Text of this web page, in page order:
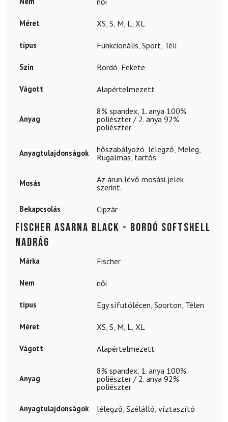
Méret XS, S, M, L, XL
típus Funkcionális, Sport, Téli
Szín Bordó, Fekete
Vágott Alapértelmezett
Anyag
8% spandex, 1. anya 100%
poliészter / 2. anya 92%
poliészter
Anyagtulajdonságok hőszabályozó, lélegző, Meleg,
Rugalmas, tartós
Mosás
Az árun lévő mosási jelek
szerint.
Bekapcsolás Cipzár
FISCHER Asarna Black - bordó softshell
nadrág
Márka Fischer
Nem női
típus Egy sífutólécen, Sporton, Télen
Méret XS, S, M, L, XL
Vágott Alapértelmezett
Anyag
8% spandex, 1. anya 100%
poliészter / 2. anya 92%
poliészter
Anyagtulajdonságok lélegző, Szélálló, víztaszító